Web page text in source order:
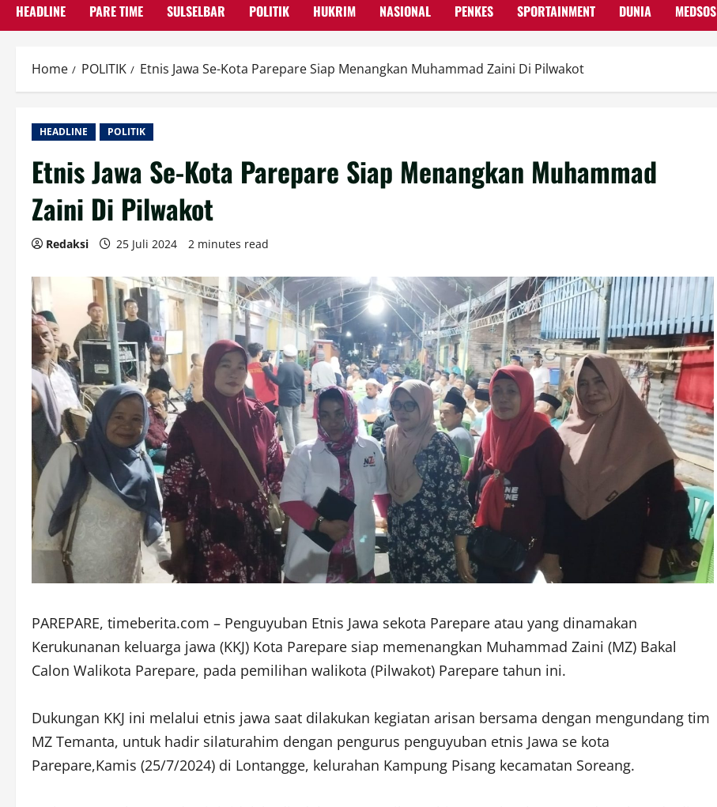
HEADLINE PARE TIME SULSELBAR POLITIK HUKRIM NASIONAL PENKES SPORTAINMENT DUNIA MEDSOS
Home POLITIK Etnis Jawa Se-Kota Parepare Siap Menangkan Muhammad Zaini Di Pilwakot
HEADLINE POLITIK
Etnis Jawa Se-Kota Parepare Siap Menangkan Muhammad
Zaini Di Pilwakot
Redaksi 25 Juli 2024 2 minutes read
PAREPARE, timeberita.com – Penguyuban Etnis Jawa sekota Parepare atau yang dinamakan
Kerukunanan keluarga jawa (KKJ) Kota Parepare siap memenangkan Muhammad Zaini (MZ) Bakal
Calon Walikota Parepare, pada pemilihan walikota (Pilwakot) Parepare tahun ini.
Dukungan KKJ ini melalui etnis jawa saat dilakukan kegiatan arisan bersama dengan mengundang tim
MZ Temanta, untuk hadir silaturahim dengan pengurus penguyuban etnis Jawa se kota
Parepare,Kamis (25/7/2024) di Lontangge, kelurahan Kampung Pisang kecamatan Soreang.